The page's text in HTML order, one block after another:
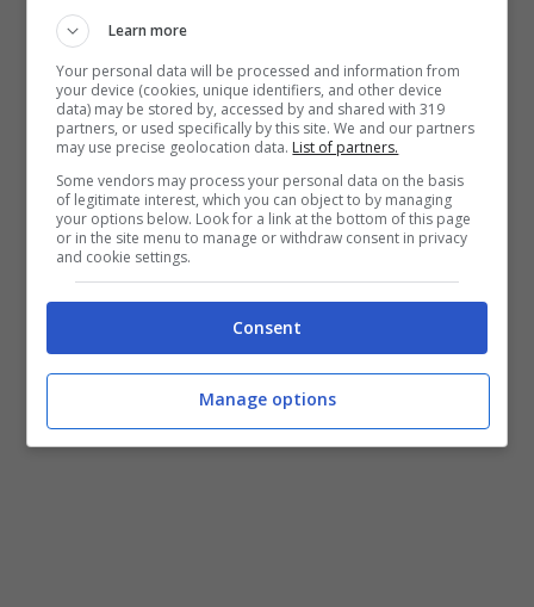
invece dichiarato dal Comune”.
E conclude: “L’opposizione sollevata dal
Comune di Ponza, oltre a diffondere
un’erronea informazionesu presunte
irregolarità nell’operato dell’ATO4 e di
Acqualatina, sconfessate dalla sentenza, ha
ritardato di oltre due anni la realizzazione
dell’impianto, a grave danno dell’utenza e
dell’erario
Learn more
Your personal data will be processed and information from
your device (cookies, unique identifiers, and other device
data) may be stored by, accessed by and shared with 319
partners, or used specifically by this site. We and our partners
may use precise geolocation data. List of partners.
Some vendors may process your personal data on the basis
of legitimate interest, which you can object to by managing
your options below. Look for a link at the bottom of this page
or in the site menu to manage or withdraw consent in privacy
and cookie settings.
Consent
Manage options